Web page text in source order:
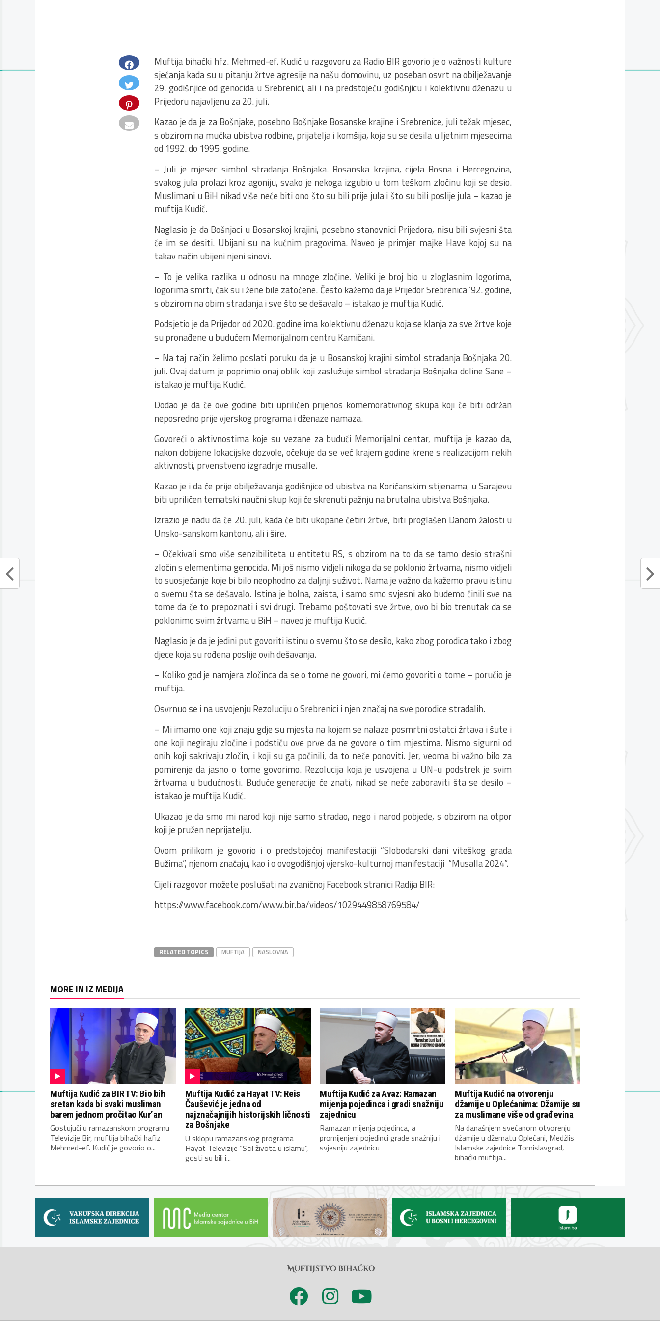
Muftija bihaćki hfz. Mehmed-ef. Kudić u razgovoru za Radio BIR govorio je o važnosti kulture
sjećanja kada su u pitanju žrtve agresije na našu domovinu, uz poseban osvrt na obilježavanje
29. godišnjice od genocida u Srebrenici, ali i na predstojeću godišnjicu i kolektivnu dženazu u
Prijedoru najavljenu za 20. juli.
Kazao je da je za Bošnjake, posebno Bošnjake Bosanske krajine i Srebrenice, juli težak mjesec,
s obzirom na mučka ubistva rodbine, prijatelja i komšija, koja su se desila u ljetnim mjesecima
od 1992. do 1995. godine.
– Juli je mjesec simbol stradanja Bošnjaka. Bosanska krajina, cijela Bosna i Hercegovina,
svakog jula prolazi kroz agoniju, svako je nekoga izgubio u tom teškom zločinu koji se desio.
Muslimani u BiH nikad više neće biti ono što su bili prije jula i što su bili poslije jula – kazao je
muftija Kudić.
Naglasio je da Bošnjaci u Bosanskoj krajini, posebno stanovnici Prijedora, nisu bili svjesni šta
će im se desiti. Ubijani su na kućnim pragovima. Naveo je primjer majke Have kojoj su na
takav način ubijeni njeni sinovi.
– To je velika razlika u odnosu na mnoge zločine. Veliki je broj bio u zloglasnim logorima,
logorima smrti, čak su i žene bile zatočene. Često kažemo da je Prijedor Srebrenica ’92. godine,
s obzirom na obim stradanja i sve što se dešavalo – istakao je muftija Kudić.
Podsjetio je da Prijedor od 2020. godine ima kolektivnu dženazu koja se klanja za sve žrtve koje
su pronađene u budućem Memorijalnom centru Kamičani.
– Na taj način želimo poslati poruku da je u Bosanskoj krajini simbol stradanja Bošnjaka 20.
juli. Ovaj datum je poprimio onaj oblik koji zaslužuje simbol stradanja Bošnjaka doline Sane –
istakao je muftija Kudić.
Dodao je da će ove godine biti upriličen prijenos komemorativnog skupa koji će biti održan
neposredno prije vjerskog programa i dženaze namaza.
Govoreći o aktivnostima koje su vezane za budući Memorijalni centar, muftija je kazao da,
nakon dobijene lokacijske dozvole, očekuje da se već krajem godine krene s realizacijom nekih
aktivnosti, prvenstveno izgradnje musalle.
Kazao je i da će prije obilježavanja godišnjice od ubistva na Korićanskim stijenama, u Sarajevu
biti upriličen tematski naučni skup koji će skrenuti pažnju na brutalna ubistva Bošnjaka.
Izrazio je nadu da će 20. juli, kada će biti ukopane četiri žrtve, biti proglašen Danom žalosti u
Unsko-sanskom kantonu, ali i šire.
– Očekivali smo više senzibiliteta u entitetu RS, s obzirom na to da se tamo desio strašni
zločin s elementima genocida. Mi još nismo vidjeli nikoga da se poklonio žrtvama, nismo vidjeli
to suosjećanje koje bi bilo neophodno za daljnji suživot. Nama je važno da kažemo pravu istinu
o svemu šta se dešavalo. Istina je bolna, zaista, i samo smo svjesni ako budemo činili sve na
tome da će to prepoznati i svi drugi. Trebamo poštovati sve žrtve, ovo bi bio trenutak da se
poklonimo svim žrtvama u BiH – naveo je muftija Kudić.
Naglasio je da je jedini put govoriti istinu o svemu što se desilo, kako zbog porodica tako i zbog
djece koja su rođena poslije ovih dešavanja.
– Koliko god je namjera zločinca da se o tome ne govori, mi ćemo govoriti o tome – poručio je
muftija.
Osvrnuo se i na usvojenju Rezoluciju o Srebrenici i njen značaj na sve porodice stradalih.
– Mi imamo one koji znaju gdje su mjesta na kojem se nalaze posmrtni ostatci žrtava i šute i
one koji negiraju zločine i podstiču ove prve da ne govore o tim mjestima. Nismo sigurni od
onih koji sakrivaju zločin, i koji su ga počinili, da to neće ponoviti. Jer, veoma bi važno bilo za
pomirenje da jasno o tome govorimo. Rezolucija koja je usvojena u UN-u podstrek je svim
žrtvama u budućnosti. Buduće generacije će znati, nikad se neće zaboraviti šta se desilo –
istakao je muftija Kudić.
Ukazao je da smo mi narod koji nije samo stradao, nego i narod pobjede, s obzirom na otpor
koji je pružen neprijatelju.
Ovom prilikom je govorio i o predstojećoj manifestaciji “Slobodarski dani viteškog grada
Bužima”, njenom značaju, kao i o ovogodišnjoj vjersko-kulturnoj manifestaciji “Musalla 2024”.
Cijeli razgovor možete poslušati na zvaničnoj Facebook stranici Radija BIR:
https://www.facebook.com/www.bir.ba/videos/1029449858769584/
RELATED TOPICS MUFTIJA NASLOVNA
MORE IN IZ MEDIJA
Muftija Kudić za BIR TV: Bio bih
sretan kada bi svaki musliman
barem jednom pročitao Kur’an
Gostujući u ramazanskom programu
Televizije Bir, muftija bihaćki hafiz
Mehmed-ef. Kudić je govorio o...
Muftija Kudić za Hayat TV: Reis
Čaušević je jedna od
najznačajnijih historijskih ličnosti
za Bošnjake
U sklopu ramazanskog programa
Hayat Televizije “Stil života u islamu”,
gosti su bili i...
Muftija Kudić za Avaz: Ramazan
mijenja pojedinca i gradi snažniju
zajednicu
Ramazan mijenja pojedinca, a
promijenjeni pojedinci grade snažniju i
svjesniju zajednicu
Muftija Kudić na otvorenju
džamije u Oplećanima: Džamije su
za muslimane više od građevina
Na današnjem svečanom otvorenju
džamije u džematu Oplećani, Medžlis
Islamske zajednice Tomislavgrad,
bihaćki muftija...